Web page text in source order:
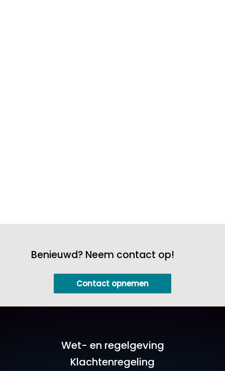
Benieuwd? Neem contact op!
Contact opnemen
Wet- en regelgeving
Klachtenregeling